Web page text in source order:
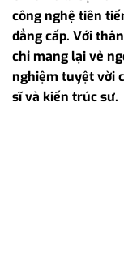
công nghệ tiên
đẳng cấp. Với
chỉ mang lại vẻ
nghiệm tuyệt vời
sĩ và kiến trúc sư.